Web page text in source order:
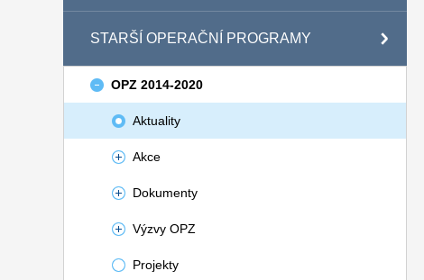
STARŠÍ OPERAČNÍ PROGRAMY
OPZ 2014-2020
Aktuality
Akce
Dokumenty
Výzvy OPZ
Projekty